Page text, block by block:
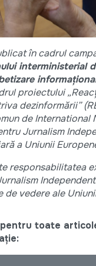
în cadrul
interministerial
proiectului
dezinformării”
de International
Jurnalism
a Uniunii
responsabilitatea
de vedere ale
toate